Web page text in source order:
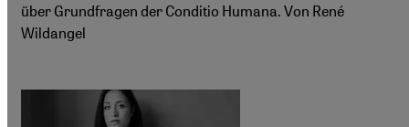
über Grundfragen der Conditio Humana. Von René
Wildangel